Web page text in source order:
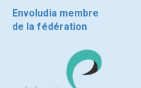
Envoludia membre
de la fédération